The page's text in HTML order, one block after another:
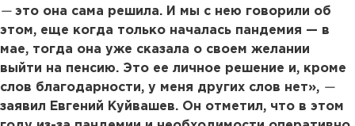
—это она сама решила. И мы с нею говорили об
этом, еще когда только началась пандемия — в
мае, тогда она уже сказала о своем желании
выйти на пенсию. Это ее личное решение и, кроме
слов благодарности, у меня других слов нет», —
заявил Евгений Куйвашев. Он отметил, что в этом